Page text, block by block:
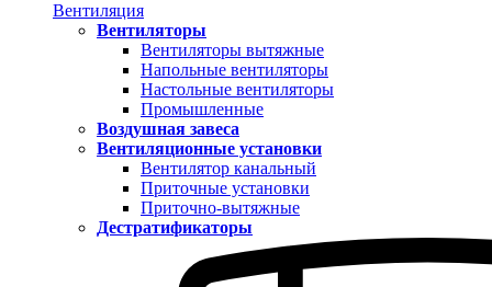
Вентиляция
Вентиляторы
Вентиляторы вытяжные
Напольные вентиляторы
Настольные вентиляторы
Промышленные
Воздушная завеса
Вентиляционные установки
Вентилятор канальный
Приточные установки
Приточно-вытяжные
Дестратификаторы